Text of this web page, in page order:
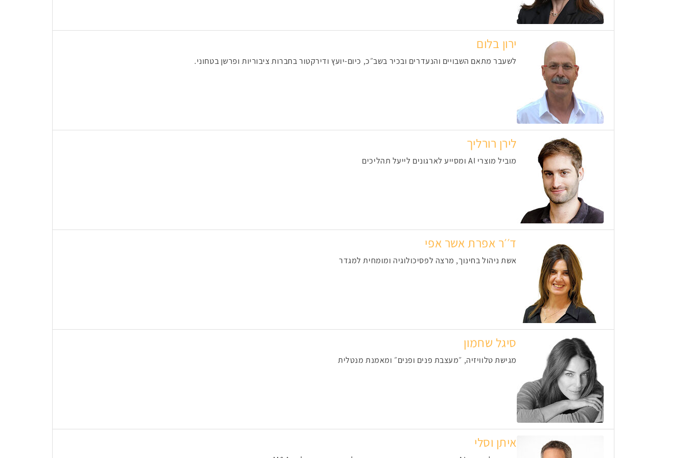
ירון בלום
לשעבר מתאם השבויים והנעדרים ובכיר בשב״כ, כיום-יועץ ודירקטור בחברות ציבוריות ופרשן בטחוני.
לירן רורליך
מוביל מוצרי AI ומסייע לארגונים לייעל תהליכים
ד׳׳ר אפרת אשר אפי
אשת ניהול בחינוך, מרצה לפסיכולוגיה ומומחית למגדר
סיגל שחמון
מגישת טלוויזיה, ״מעצבת פנים ופנים״ ומאמנת מנטלית
איתן וסלי